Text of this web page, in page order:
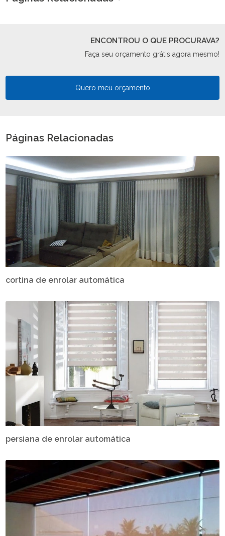
ENCONTROU O QUE PROCURAVA?
Faça seu orçamento grátis agora mesmo!
Quero meu orçamento
Páginas Relacionadas
cortina de enrolar automática
persiana de enrolar automática